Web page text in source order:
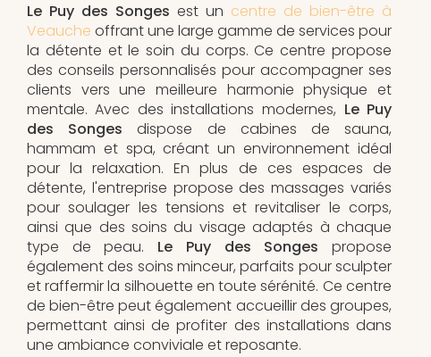
Le Puy des Songes est un centre de bien-être à
Veauche offrant une large gamme de services pour
la détente et le soin du corps. Ce centre propose
des conseils personnalisés pour accompagner ses
clients vers une meilleure harmonie physique et
mentale. Avec des installations modernes, Le Puy
des Songes dispose de cabines de sauna,
hammam et spa, créant un environnement idéal
pour la relaxation. En plus de ces espaces de
détente, l'entreprise propose des massages variés
pour soulager les tensions et revitaliser le corps,
ainsi que des soins du visage adaptés à chaque
type de peau. Le Puy des Songes propose
également des soins minceur, parfaits pour sculpter
et raffermir la silhouette en toute sérénité. Ce centre
de bien-être peut également accueillir des groupes,
permettant ainsi de profiter des installations dans
une ambiance conviviale et reposante.